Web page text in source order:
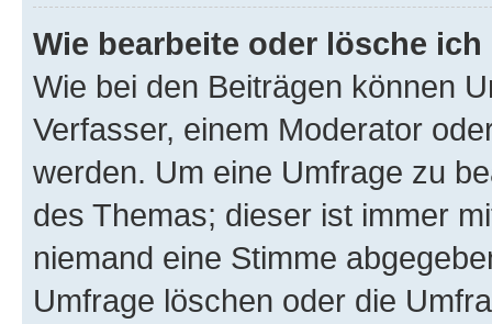
Wie bearbeite oder lösche
Wie bei den Beiträgen können
Verfasser, einem Moderator
werden. Um eine Umfrage zu
des Themas; dieser ist immer
niemand eine Stimme
Umfrage löschen oder die